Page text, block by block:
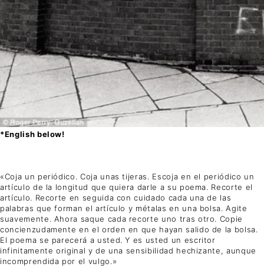
*English below!
«Coja un periódico. Coja unas tijeras. Escoja en el periódico un
artículo de la longitud que quiera darle a su poema. Recorte el
artículo. Recorte en seguida con cuidado cada una de las
palabras que forman el artículo y métalas en una bolsa. Agite
suavemente. Ahora saque cada recorte uno tras otro. Copie
concienzudamente en el orden en que hayan salido de la bolsa.
El poema se parecerá a usted. Y es usted un escritor
infinitamente original y de una sensibilidad hechizante, aunque
incomprendida por el vulgo.»